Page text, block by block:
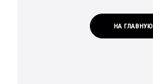
НА ГЛАВНУЮ